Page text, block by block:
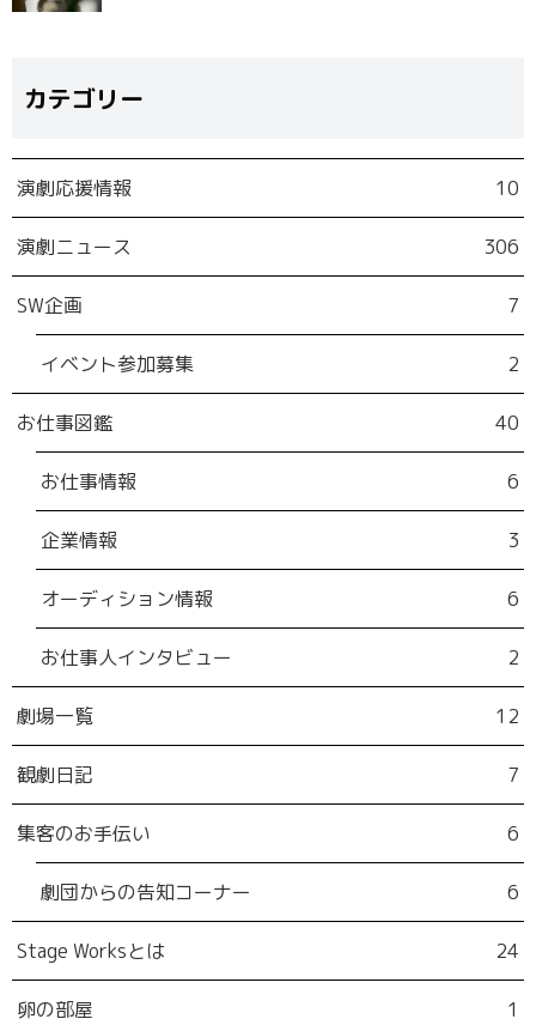
カテゴリー
演劇応援情報 10
演劇ニュース 306
SW企画 7
イベント参加募集 2
お仕事図鑑 40
お仕事情報 6
企業情報 3
オーディション情報 6
お仕事人インタビュー 2
劇場一覧 12
観劇日記 7
集客のお手伝い 6
劇団からの告知コーナー 6
Stage Worksとは 24
卵の部屋 1